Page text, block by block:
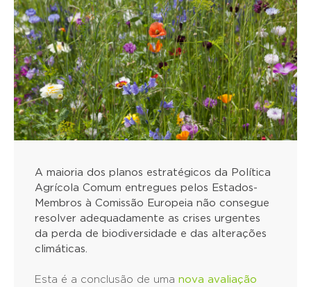
A maioria dos planos estratégicos da Política
Agrícola Comum entregues pelos Estados-
Membros à Comissão Europeia não consegue
resolver adequadamente as crises urgentes
da perda de biodiversidade e das alterações
climáticas.
Esta é a conclusão de uma nova avaliação